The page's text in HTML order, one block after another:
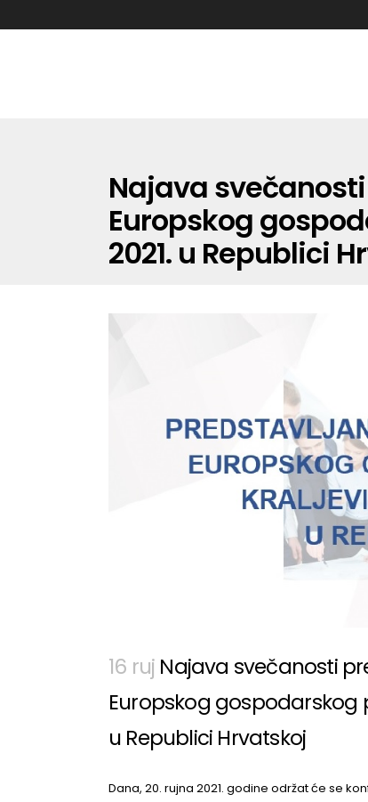
Najava
Europskog
2021. u Republici
16 ruj Najava svečanosti
Europskog gospodarskog
u Republici Hrvatskoj
Dana, 20. rujna 2021. godine održat će se